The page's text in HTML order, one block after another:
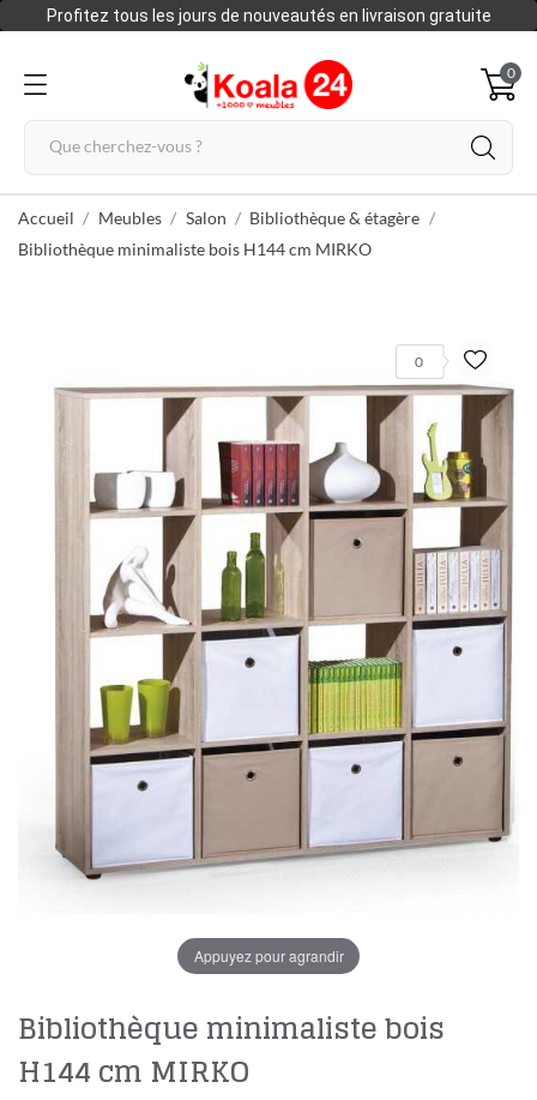
Profitez tous les jours de nouveautés en livraison gratuite
0
Accueil Meubles Salon
Bibliothèque & étagère
Bibliothèque minimaliste bois H144 cm MIRKO
Appuyez pour agrandir
0
Bibliothèque minimaliste bois
H144 cm MIRKO